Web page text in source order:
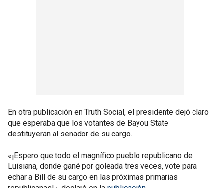
En otra publicación en Truth Social, el presidente dejó claro
que esperaba que los votantes de Bayou State
destituyeran al senador de su cargo.
«¡Espero que todo el magnífico pueblo republicano de
Luisiana, donde gané por goleada tres veces, vote para
echar a Bill de su cargo en las próximas primarias